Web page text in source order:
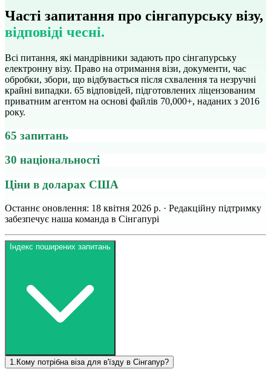
Часті запитання про сінгапурську візу,
відповіді чесні.
Всі питання, які мандрівники задають про сінгапурську
електронну візу. Право на отримання візи, документи, час
обробки, збори, що відбувається після схвалення та незручні
крайні випадки. 65 відповідей, підготовлених ліцензованим
приватним агентом на основі файлів 70,000+, наданих з 2016
року.
65 запитань
30 національності
Ціни в доларах США
Останнє оновлення: 18 квітня 2026 р. · Редакційну підтримку
забезпечує наша команда в Сінгапурі
Індекс поширених запитань
1 Кому потрібна віза для в'їзду в Сінгапур?